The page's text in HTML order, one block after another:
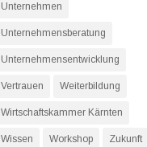
Unternehmen
Unternehmensberatung
Unternehmensentwicklung
Vertrauen Weiterbildung
Wirtschaftskammer Kärnten
Wissen Workshop Zukunft